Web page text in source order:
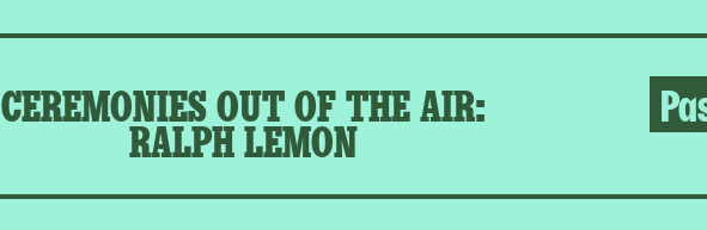
CEREMONIES OUT OF THE AIR:
RALPH LEMON